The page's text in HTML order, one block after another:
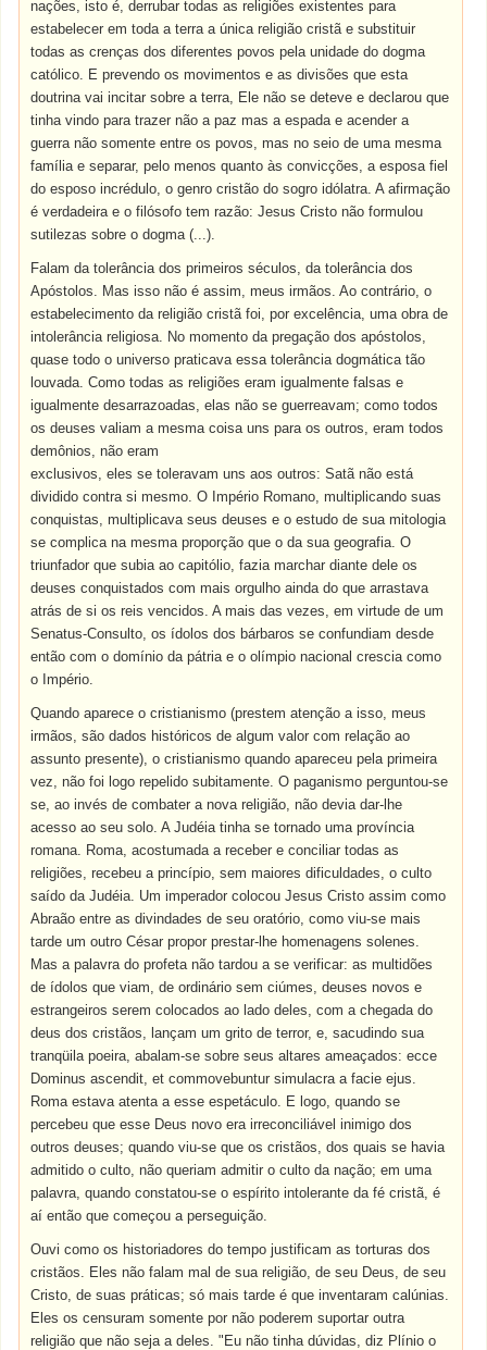
nações, isto é, derrubar todas as religiões existentes para
estabelecer em toda a terra a única religião cristã e substituir
todas as crenças dos diferentes povos pela unidade do dogma
católico. E prevendo os movimentos e as divisões que esta
doutrina vai incitar sobre a terra, Ele não se deteve e declarou que
tinha vindo para trazer não a paz mas a espada e acender a
guerra não somente entre os povos, mas no seio de uma mesma
família e separar, pelo menos quanto às convicções, a esposa fiel
do esposo incrédulo, o genro cristão do sogro idólatra. A afirmação
é verdadeira e o filósofo tem razão: Jesus Cristo não formulou
sutilezas sobre o dogma (...).
Falam da tolerância dos primeiros séculos, da tolerância dos
Apóstolos. Mas isso não é assim, meus irmãos. Ao contrário, o
estabelecimento da religião cristã foi, por excelência, uma obra de
intolerância religiosa. No momento da pregação dos apóstolos,
quase todo o universo praticava essa tolerância dogmática tão
louvada. Como todas as religiões eram igualmente falsas e
igualmente desarrazoadas, elas não se guerreavam; como todos
os deuses valiam a mesma coisa uns para os outros, eram todos
demônios, não eram
exclusivos, eles se toleravam uns aos outros: Satã não está
dividido contra si mesmo. O Império Romano, multiplicando suas
conquistas, multiplicava seus deuses e o estudo de sua mitologia
se complica na mesma proporção que o da sua geografia. O
triunfador que subia ao capitólio, fazia marchar diante dele os
deuses conquistados com mais orgulho ainda do que arrastava
atrás de si os reis vencidos. A mais das vezes, em virtude de um
Senatus-Consulto, os ídolos dos bárbaros se confundiam desde
então com o domínio da pátria e o olímpio nacional crescia como
o Império.
Quando aparece o cristianismo (prestem atenção a isso, meus
irmãos, são dados históricos de algum valor com relação ao
assunto presente), o cristianismo quando apareceu pela primeira
vez, não foi logo repelido subitamente. O paganismo perguntou-se
se, ao invés de combater a nova religião, não devia dar-lhe
acesso ao seu solo. A Judéia tinha se tornado uma província
romana. Roma, acostumada a receber e conciliar todas as
religiões, recebeu a princípio, sem maiores dificuldades, o culto
saído da Judéia. Um imperador colocou Jesus Cristo assim como
Abraão entre as divindades de seu oratório, como viu-se mais
tarde um outro César propor prestar-lhe homenagens solenes.
Mas a palavra do profeta não tardou a se verificar: as multidões
de ídolos que viam, de ordinário sem ciúmes, deuses novos e
estrangeiros serem colocados ao lado deles, com a chegada do
deus dos cristãos, lançam um grito de terror, e, sacudindo sua
tranqüila poeira, abalam-se sobre seus altares ameaçados: ecce
Dominus ascendit, et commovebuntur simulacra a facie ejus.
Roma estava atenta a esse espetáculo. E logo, quando se
percebeu que esse Deus novo era irreconciliável inimigo dos
outros deuses; quando viu-se que os cristãos, dos quais se havia
admitido o culto, não queriam admitir o culto da nação; em uma
palavra, quando constatou-se o espírito intolerante da fé cristã, é
aí então que começou a perseguição.
Ouvi como os historiadores do tempo justificam as torturas dos
cristãos. Eles não falam mal de sua religião, de seu Deus, de seu
Cristo, de suas práticas; só mais tarde é que inventaram calúnias.
Eles os censuram somente por não poderem suportar outra
religião que não seja a deles. "Eu não tinha dúvidas, diz Plínio o